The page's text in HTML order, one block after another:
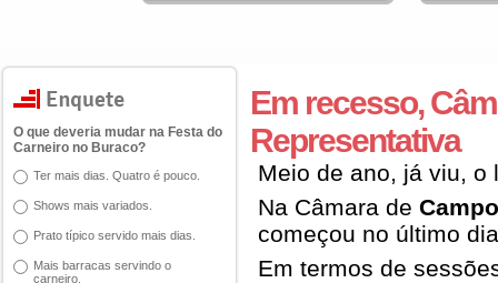
O que deveria mudar na Festa do
Carneiro no Buraco?
Ter mais dias. Quatro é pouco.
Shows mais variados.
Prato típico servido mais dias.
Mais barracas servindo o
carneiro.
Em recesso,
Representativa
Meio de ano, já viu, o
Na Câmara de
começou no último
Em termos de